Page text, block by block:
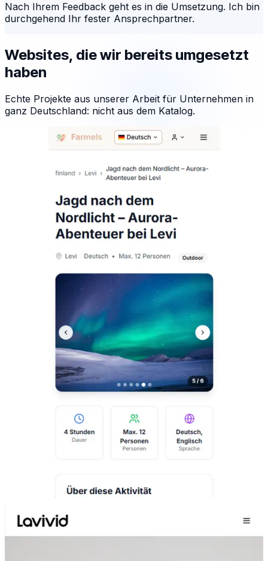
Nach Ihrem Feedback geht es in die Umsetzung. Ich bin
durchgehend Ihr fester Ansprechpartner.
Websites, die wir bereits umgesetzt
haben
Echte Projekte aus unserer Arbeit für Unternehmen in
ganz Deutschland: nicht aus dem Katalog.